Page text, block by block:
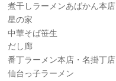
煮干しラーメンあばかん本店
星の家
中華そば笹生
だし廊
番丁ラーメン本店・名掛丁店
仙台っ子ラーメン